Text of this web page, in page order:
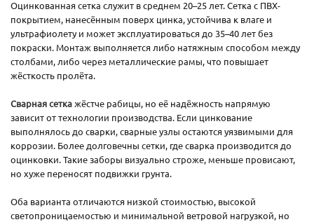
Оцинкованная сетка служит в среднем 20–25 лет. Сетка с ПВХ-
покрытием, нанесённым поверх цинка, устойчива к влаге и
ультрафиолету и может эксплуатироваться до 35–40 лет без
покраски. Монтаж выполняется либо натяжным способом между
столбами, либо через металлические рамы, что повышает
жёсткость пролёта.
Сварная сеткажёстче рабицы, но её надёжность напрямую
зависит от технологии производства. Если цинкование
выполнялось до сварки, сварные узлы остаются уязвимыми для
коррозии. Более долговечны сетки, где сварка производится до
оцинковки. Такие заборы визуально строже, меньше провисают,
но хуже переносят подвижки грунта.
Оба варианта отличаются низкой стоимостью, высокой
светопроницаемостью и минимальной ветровой нагрузкой, но